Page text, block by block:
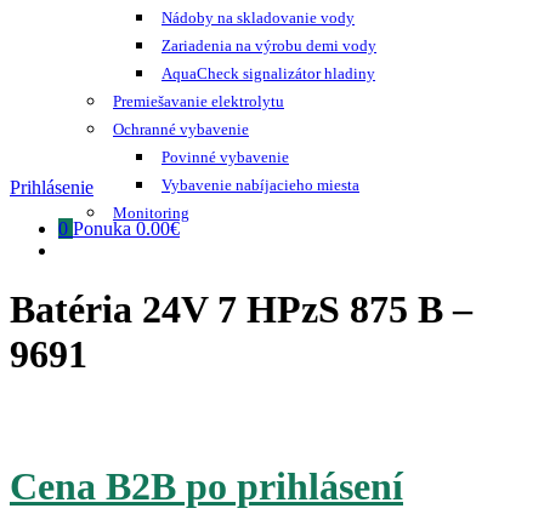
Nádoby na skladovanie vody
Zariadenia na výrobu demi vody
AquaCheck signalizátor hladiny
Premiešavanie elektrolytu
Ochranné vybavenie
Povinné vybavenie
Vybavenie nabíjacieho miesta
Monitoring
Prihlásenie
0 Ponuka 0.00€
Batéria 24V 7 HPzS 875 B –
9691
Cena B2B po prihlásení